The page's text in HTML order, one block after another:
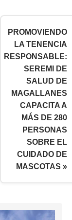
PROMOVIENDO
LA TENENCIA
RESPONSABLE:
SEREMI DE
SALUD DE
MAGALLANES
CAPACITA A
MÁS DE 280
PERSONAS
SOBRE EL
CUIDADO DE
MASCOTAS »